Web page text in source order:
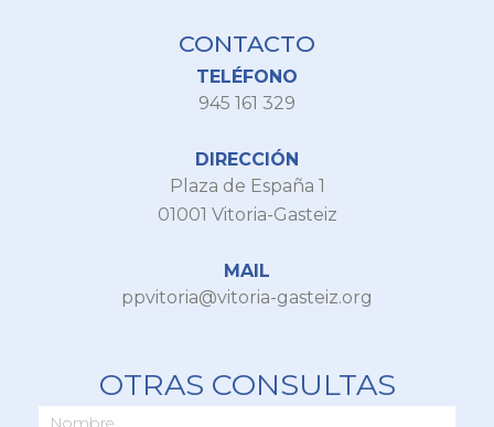
CONTACTO
TELÉFONO
945 161 329
DIRECCIÓN
Plaza de España 1
01001 Vitoria-Gasteiz
MAIL
ppvitoria@vitoria-gasteiz.org
OTRAS CONSULTAS